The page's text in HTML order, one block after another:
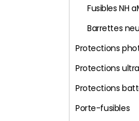
Fusibles NH
Barrettes
Protections
Protections
Protections
Porte-fusibles